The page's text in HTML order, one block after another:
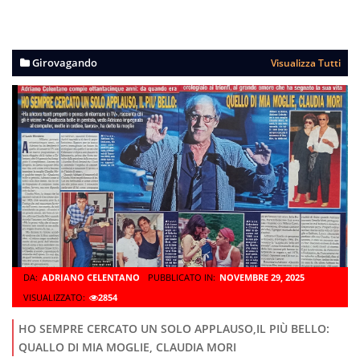
Girovagando Visualizza Tutti
DA: ADRIANO CELENTANO PUBBLICATO IN: NOVEMBRE 29, 2025
VISUALIZZATO:
2854
HO SEMPRE CERCATO UN SOLO APPLAUSO,IL PIÙ BELLO:
QUALLO DI MIA MOGLIE, CLAUDIA MORI